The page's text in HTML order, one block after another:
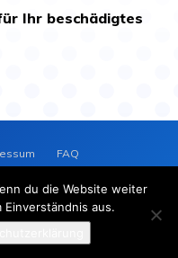
Ihr beschädigtes
FAQ
du die Website weiter
aus.